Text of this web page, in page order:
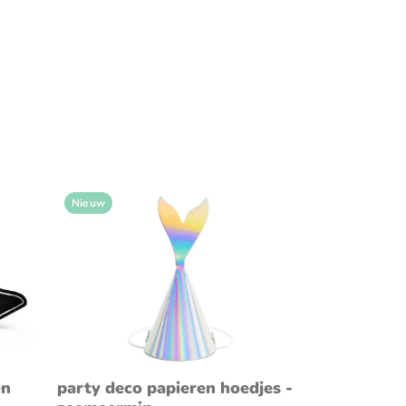
Nieuw
voeg toe aan winkelwagen
party deco papieren hoedjes -